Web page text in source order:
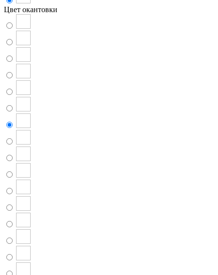
Цвет окантовки